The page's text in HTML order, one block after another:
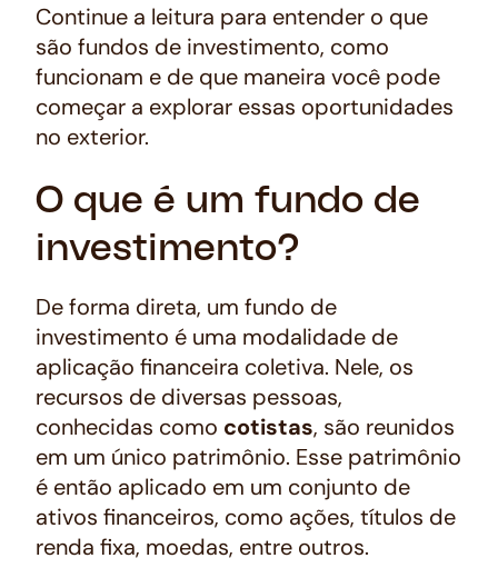
Continue a leitura para entender o que
são fundos de investimento, como
funcionam e de que maneira você pode
começar a explorar essas oportunidades
no exterior.
O que é um fundo de
investimento?
De forma direta, um fundo de
investimento é uma modalidade de
aplicação financeira coletiva. Nele, os
recursos de diversas pessoas,
conhecidas como cotistas, são reunidos
em um único patrimônio. Esse patrimônio
é então aplicado em um conjunto de
ativos financeiros, como ações, títulos de
renda fixa, moedas, entre outros.